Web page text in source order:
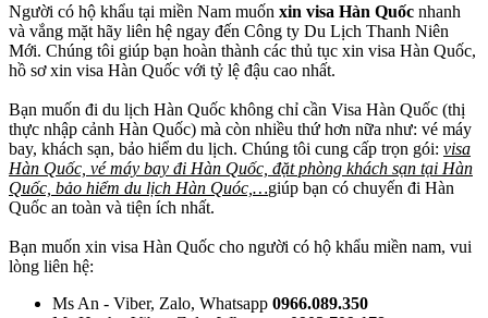
Người có hộ khẩu tại miền Nam muốn xin visa Hàn Quốc nhanh
và vắng mặt hãy liên hệ ngay đến Công ty Du Lịch Thanh Niên
Mới. Chúng tôi giúp bạn hoàn thành các thủ tục xin visa Hàn Quốc,
hồ sơ xin visa Hàn Quốc với tỷ lệ đậu cao nhất.
Bạn muốn đi du lịch Hàn Quốc không chỉ cần Visa Hàn Quốc (thị
thực nhập cảnh Hàn Quốc) mà còn nhiều thứ hơn nữa như: vé máy
bay, khách sạn, bảo hiểm du lịch. Chúng tôi cung cấp trọn gói: visa
Hàn Quốc, vé máy bay đi Hàn Quốc, đặt phòng khách sạn tại Hàn
Quốc, bảo hiểm du lịch Hàn Quóc,…giúp bạn có chuyến đi Hàn
Quốc an toàn và tiện ích nhất.
Bạn muốn xin visa Hàn Quốc cho người có hộ khẩu miền nam, vui
lòng liên hệ:
Ms An - Viber, Zalo, Whatsapp 0966.089.350